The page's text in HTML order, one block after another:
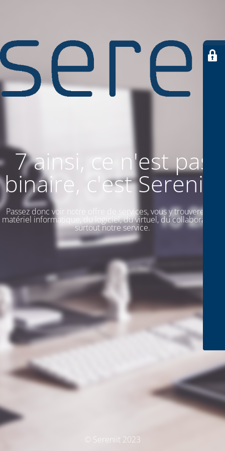
7 ainsi, ce n'est pas
binaire, c'est SereniiT
Passez donc voir notre offre de services, vous y trouverez du
matériel informatique, du logiciel, du virtuel, du collaboratif. Et
surtout notre service.
© Sereniit 2023